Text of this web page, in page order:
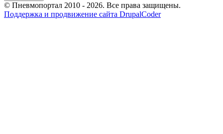
© Пневмопортал 2010 - 2026. Все права защищены.
Поддержка и продвижение сайта DrupalCoder